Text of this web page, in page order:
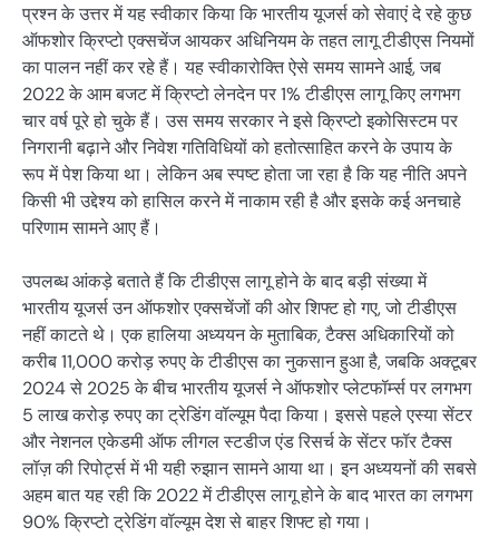
प्रश्न के उत्तर में यह स्वीकार किया कि भारतीय यूजर्स को सेवाएं दे रहे कुछ
ऑफशोर क्रिप्टो एक्सचेंज आयकर अधिनियम के तहत लागू टीडीएस नियमों
का पालन नहीं कर रहे हैं। यह स्वीकारोक्ति ऐसे समय सामने आई, जब
2022 के आम बजट में क्रिप्टो लेनदेन पर 1% टीडीएस लागू किए लगभग
चार वर्ष पूरे हो चुके हैं। उस समय सरकार ने इसे क्रिप्टो इकोसिस्टम पर
निगरानी बढ़ाने और निवेश गतिविधियों को हतोत्साहित करने के उपाय के
रूप में पेश किया था। लेकिन अब स्पष्ट होता जा रहा है कि यह नीति अपने
किसी भी उद्देश्य को हासिल करने में नाकाम रही है और इसके कई अनचाहे
परिणाम सामने आए हैं।
उपलब्ध आंकड़े बताते हैं कि टीडीएस लागू होने के बाद बड़ी संख्या में
भारतीय यूजर्स उन ऑफशोर एक्सचेंजों की ओर शिफ्ट हो गए, जो टीडीएस
नहीं काटते थे। एक हालिया अध्ययन के मुताबिक, टैक्स अधिकारियों को
करीब 11,000 करोड़ रुपए के टीडीएस का नुकसान हुआ है, जबकि अक्टूबर
2024 से 2025 के बीच भारतीय यूजर्स ने ऑफशोर प्लेटफॉर्म्स पर लगभग
5 लाख करोड़ रुपए का ट्रेडिंग वॉल्यूम पैदा किया। इससे पहले एस्या सेंटर
और नेशनल एकेडमी ऑफ लीगल स्टडीज एंड रिसर्च के सेंटर फॉर टैक्स
लॉज़ की रिपोर्ट्स में भी यही रुझान सामने आया था। इन अध्ययनों की सबसे
अहम बात यह रही कि 2022 में टीडीएस लागू होने के बाद भारत का लगभग
90% क्रिप्टो ट्रेडिंग वॉल्यूम देश से बाहर शिफ्ट हो गया।